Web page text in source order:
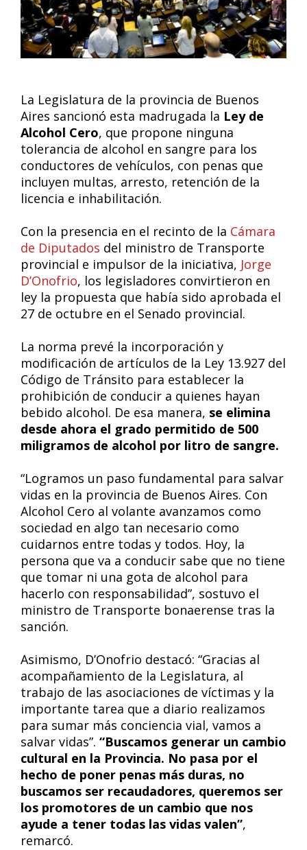
La Legislatura de la provincia de Buenos
Aires sancionó esta madrugada la Ley de
Alcohol Cero, que propone ninguna
tolerancia de alcohol en sangre para los
conductores de vehículos, con penas que
incluyen multas, arresto, retención de la
licencia e inhabilitación.
Con la presencia en el recinto de la Cámara
de Diputados del ministro de Transporte
provincial e impulsor de la iniciativa, Jorge
D’Onofrio, los legisladores convirtieron en
ley la propuesta que había sido aprobada el
27 de octubre en el Senado provincial.
La norma prevé la incorporación y
modificación de artículos de la Ley 13.927 del
Código de Tránsito para establecer la
prohibición de conducir a quienes hayan
bebido alcohol. De esa manera, se elimina
desde ahora el grado permitido de 500
miligramos de alcohol por litro de sangre.
“Logramos un paso fundamental para salvar
vidas en la provincia de Buenos Aires. Con
Alcohol Cero al volante avanzamos como
sociedad en algo tan necesario como
cuidarnos entre todas y todos. Hoy, la
persona que va a conducir sabe que no tiene
que tomar ni una gota de alcohol para
hacerlo con responsabilidad”, sostuvo el
ministro de Transporte bonaerense tras la
sanción.
Asimismo, D’Onofrio destacó: “Gracias al
acompañamiento de la Legislatura, al
trabajo de las asociaciones de víctimas y la
importante tarea que a diario realizamos
para sumar más conciencia vial, vamos a
salvar vidas”. “Buscamos generar un cambio
cultural en la Provincia. No pasa por el
hecho de poner penas más duras, no
buscamos ser recaudadores, queremos ser
los promotores de un cambio que nos
ayude a tener todas las vidas valen”,
remarcó.